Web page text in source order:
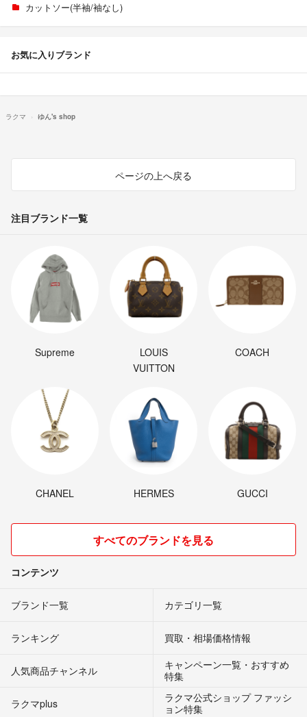
カットソー(半袖/袖なし)
お気に入りブランド
ラクマ ゆん's shop
ページの上へ戻る
注目ブランド一覧
Supreme
LOUIS
VUITTON
COACH
CHANEL HERMES GUCCI
すべてのブランドを見る
コンテンツ
ブランド一覧 カテゴリ一覧
ランキング 買取・相場価格情報
人気商品チャンネル
キャンペーン一覧・おすすめ
特集
ラクマplus
ラクマ公式ショップ ファッシ
ョン特集